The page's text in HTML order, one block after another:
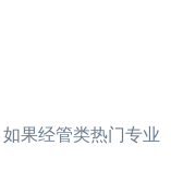
经管类热门专业